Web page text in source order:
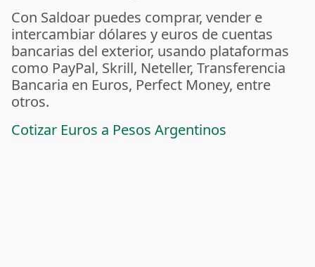
Con Saldoar puedes comprar, vender e
intercambiar dólares y euros de cuentas
bancarias del exterior, usando plataformas
como PayPal, Skrill, Neteller, Transferencia
Bancaria en Euros, Perfect Money, entre
otros.
Cotizar Euros a Pesos Argentinos